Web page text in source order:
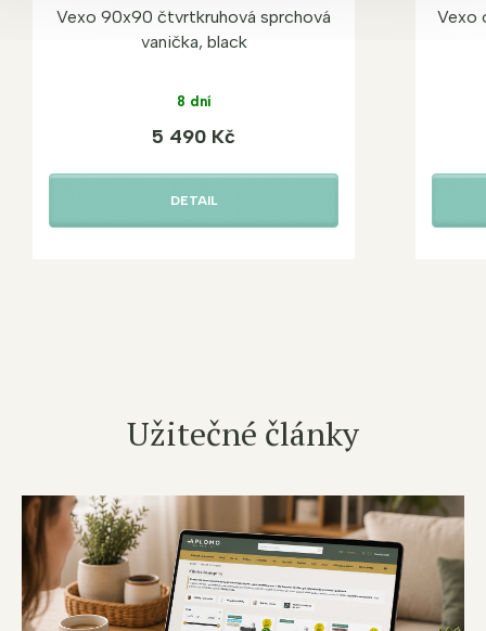
Vexo 90x90 čtvrtkruhová sprchová
vanička, black
8 dní
5 490 Kč
DETAIL
Vexo
Užitečné články